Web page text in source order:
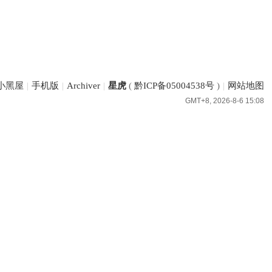
黑屋 | 手机版 | Archiver | 星虎( 黔ICP备05004538号) | 网站地图
GMT+8, 2026-8-6 15:08